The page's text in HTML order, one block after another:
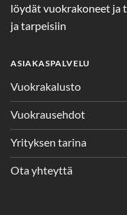
löydät vuokrakoneet ja
ja tarpeisiin
ASIAKASPALVELU
Vuokrakalusto
Vuokrausehdot
Yrityksen tarina
Ota yhteyttä